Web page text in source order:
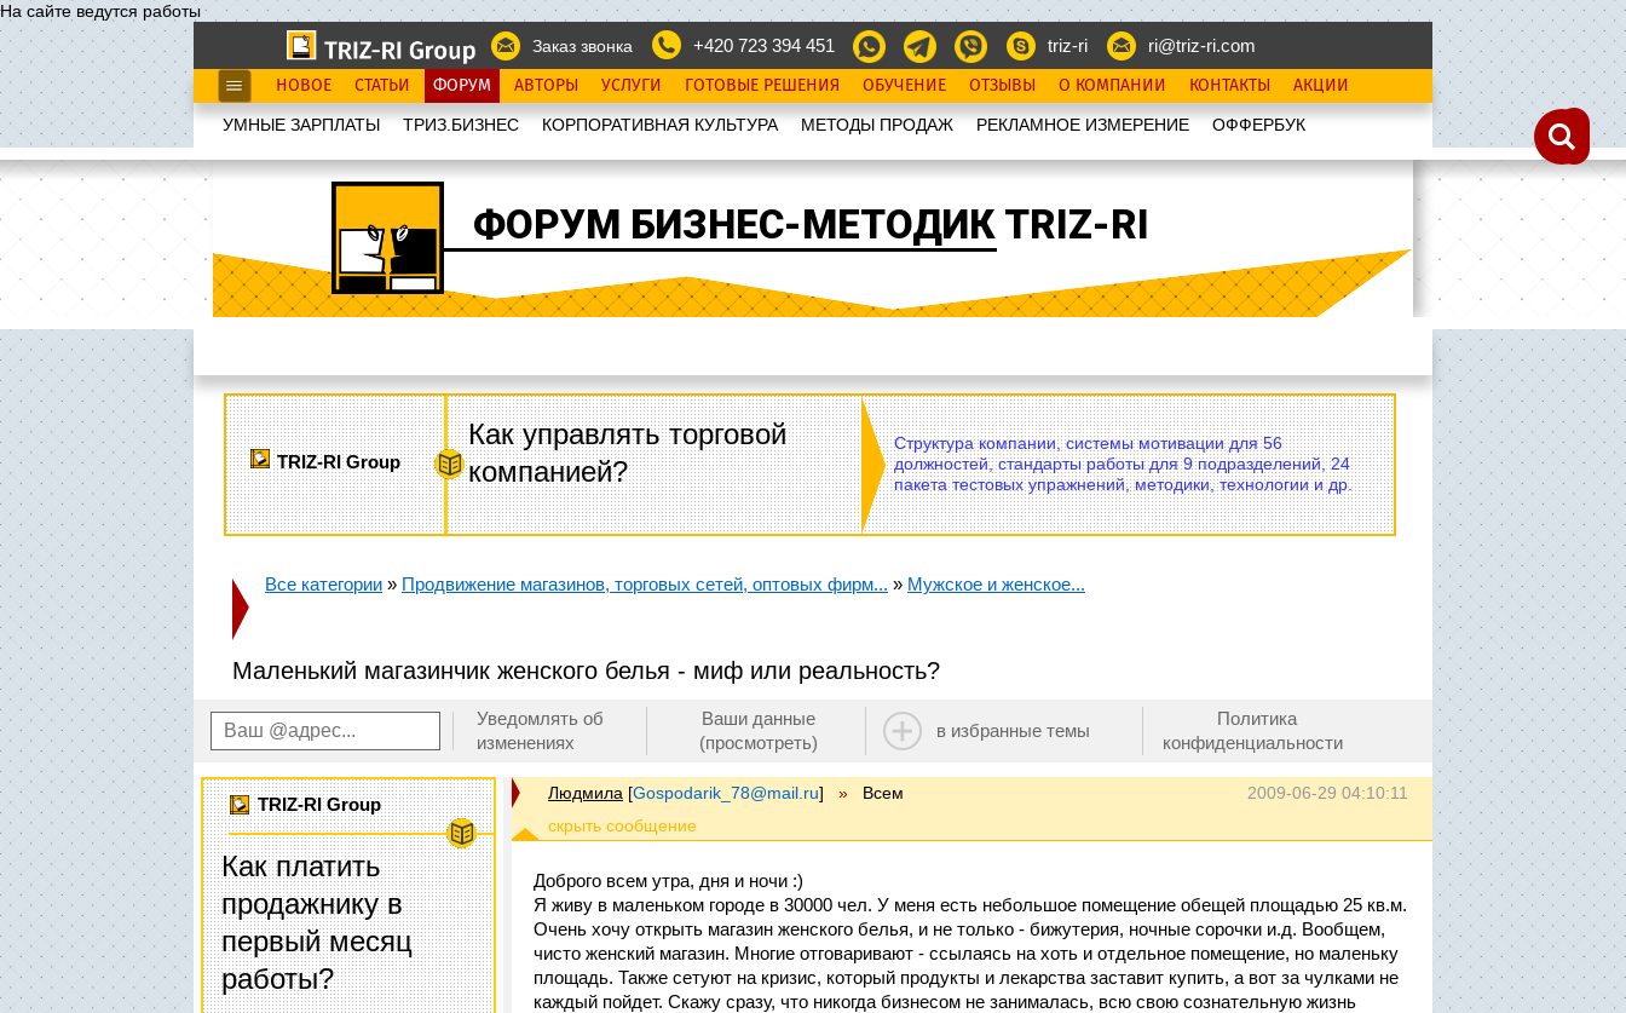
На сайте ведутся работы
Заказ звонка
+420 723 394 451 triz-ri ri@triz-ri.com
НОВОЕ СТАТЬИ ФОРУМ АВТОРЫ УСЛУГИ ГОТОВЫЕ РЕШЕНИЯ ОБУЧЕНИЕ ОТЗЫВЫ О КОМПАНИИ КОНТАКТЫ АКЦИИ
УМНЫЕ ЗАРПЛАТЫ ТРИЗ.БИЗНЕС КОРПОРАТИВНАЯ КУЛЬТУРА МЕТОДЫ ПРОДАЖ РЕКЛАМНОЕ ИЗМЕРЕНИЕ OФФЕРБУК
ФОРУМ БИЗНЕС-МЕТОДИК TRIZ-RI
TRIZ-RI Group
Как управлять торговой
компанией?
Структура компании, системы мотивации для 56
должностей, стандарты работы для 9 подразделений, 24
пакета тестовых упражнений, методики, технологии и др.
Все категории » Продвижение магазинов, торговых сетей, оптовых фирм... » Мужское и женское...
Маленький магазинчик женского белья - миф или реальность?
Уведомлять об
изменениях
Ваши данные
(просмотреть)
в избранные темы
Политика
конфиденциальности
TRIZ-RI Group
Как платить
продажнику в
первый месяц
работы?
2009-06-29 04:10:11
Людмила [Gospodarik_78@mail.ru] » Всем
Доброго всем утра, дня и ночи :)
Я живу в маленьком городе в 30000 чел. У меня есть небольшое помещение обещей площадью 25 кв.м.
Очень хочу открыть магазин женского белья, и не только - бижутерия, ночные сорочки и.д. Вообщем,
чисто женский магазин. Многие отговаривают - ссылаясь на хоть и отдельное помещение, но маленьку
площадь. Также сетуют на кризис, который продукты и лекарства заставит купить, а вот за чулками не
каждый пойдет. Скажу сразу, что никогда бизнесом не занималась, всю свою сознательную жизнь